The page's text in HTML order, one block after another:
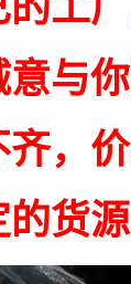
与
，
货